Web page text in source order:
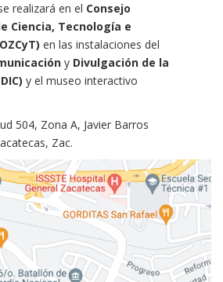
realizará en el Consejo
Ciencia, Tecnología e
en las instalaciones del
y Divulgación de la
y el museo interactivo
504, Zona A, Javier Barros
Zac.